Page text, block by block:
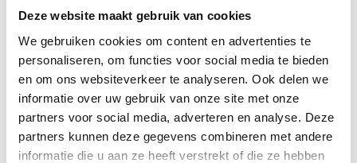
Deze website maakt gebruik van cookies
We gebruiken cookies om content en advertenties te
personaliseren, om functies voor social media te bieden
en om ons websiteverkeer te analyseren. Ook delen we
informatie over uw gebruik van onze site met onze
partners voor social media, adverteren en analyse. Deze
partners kunnen deze gegevens combineren met andere
informatie die u aan ze heeft verstrekt of die ze hebben
Kan ik alle radiatoren op de website
stadsverwarming?
Werkt een paneelradiator ook bij 40
graden aanvoertemperatuur?